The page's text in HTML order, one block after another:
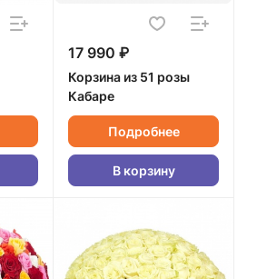
17 990 ₽
Корзина из 51 розы
Кабаре
Подробнее
В корзину